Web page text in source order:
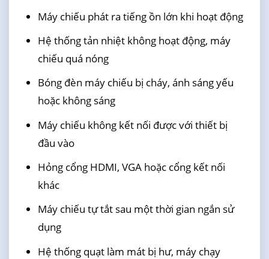
Máy chiếu phát ra tiếng ồn lớn khi hoạt động
Hệ thống tản nhiệt không hoạt động, máy
chiếu quá nóng
Bóng đèn máy chiếu bị cháy, ánh sáng yếu
hoặc không sáng
Máy chiếu không kết nối được với thiết bị
đầu vào
Hỏng cổng HDMI, VGA hoặc cổng kết nối
khác
Máy chiếu tự tắt sau một thời gian ngắn sử
dụng
Hệ thống quạt làm mát bị hư, máy chạy